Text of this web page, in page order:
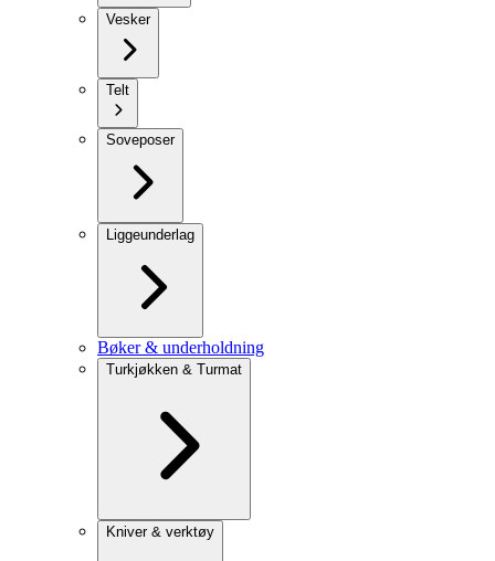
Vesker
Telt
Soveposer
Liggeunderlag
Bøker & underholdning
Turkjøkken & Turmat
Kniver & verktøy